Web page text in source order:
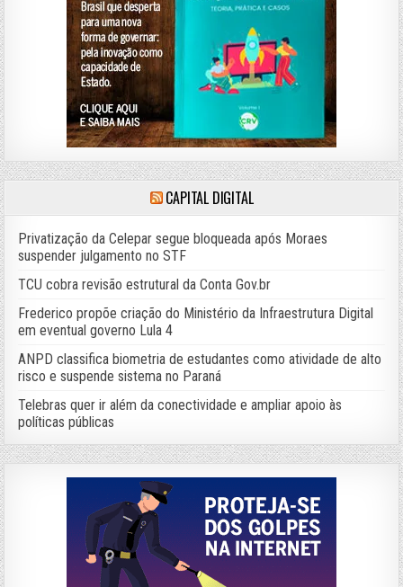
CAPITAL DIGITAL
Privatização da Celepar segue bloqueada após Moraes
suspender julgamento no STF
TCU cobra revisão estrutural da Conta Gov.br
Frederico propõe criação do Ministério da Infraestrutura Digital
em eventual governo Lula 4
ANPD classifica biometria de estudantes como atividade de alto
risco e suspende sistema no Paraná
Telebras quer ir além da conectividade e ampliar apoio às
políticas públicas